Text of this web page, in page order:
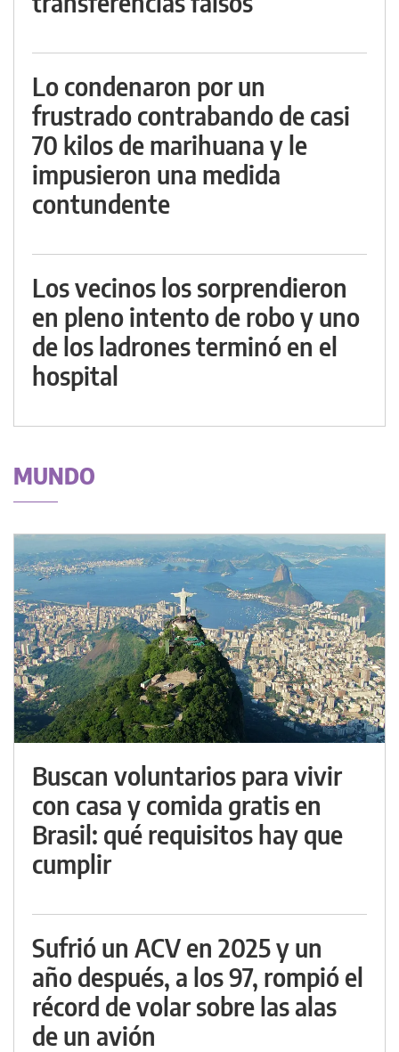
Lo condenaron por un
frustrado contrabando de casi
70 kilos de marihuana y le
impusieron una medida
contundente
Los vecinos los sorprendieron
en pleno intento de robo y uno
de los ladrones terminó en el
hospital
MUNDO
Buscan voluntarios para vivir
con casa y comida gratis en
Brasil: qué requisitos hay que
cumplir
Sufrió un ACV en 2025 y un
año después, a los 97, rompió el
récord de volar sobre las alas
de un avión